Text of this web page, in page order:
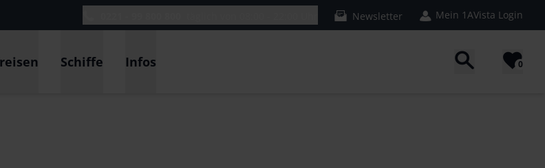
Newsletter Mein 1AVista Login
Schiffe Infos 0